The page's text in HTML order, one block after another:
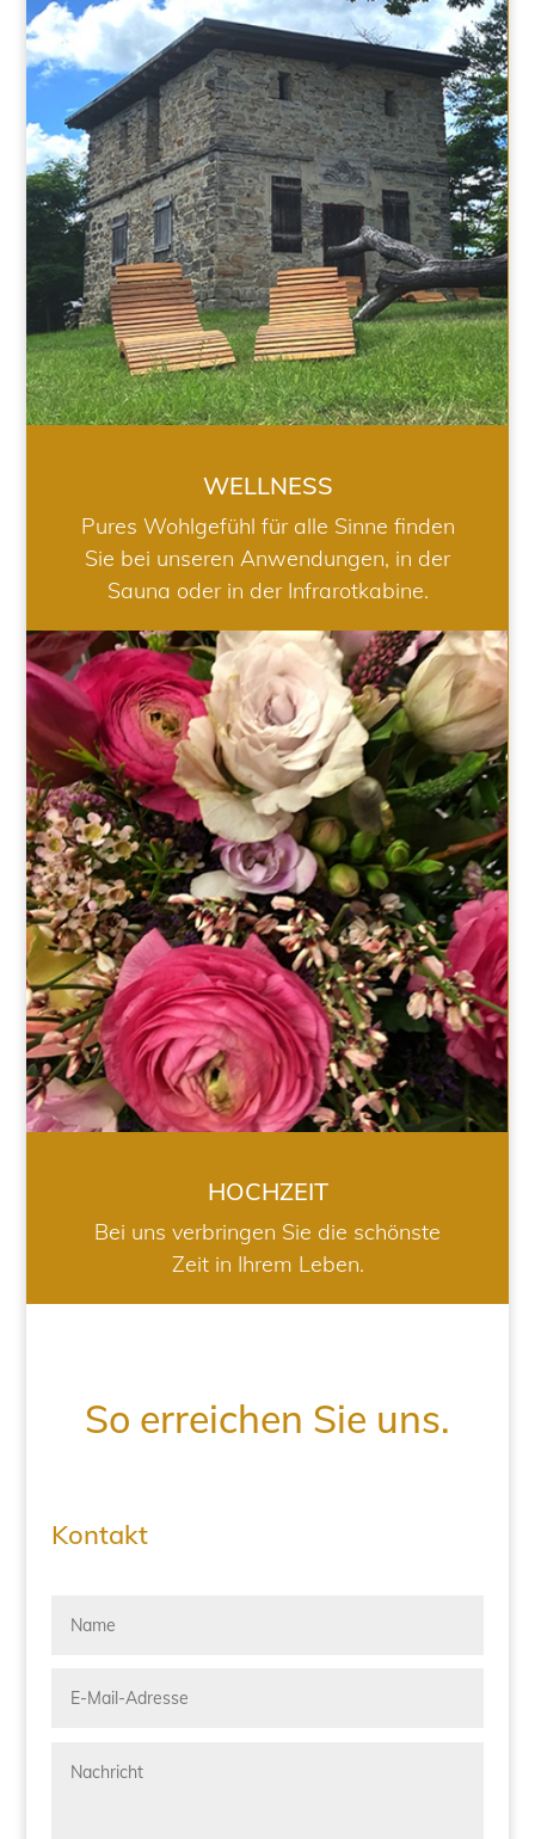
WELLNESS
WELLNESS
Pures Wohlgefühl für alle Sinne finden
Sie bei unseren Anwendungen, in der
Sauna oder in der Infrarotkabine.
HOCHZEIT
HOCHZEIT
Bei uns verbringen Sie die schönste
Zeit in Ihrem Leben.
So erreichen Sie uns.
Kontakt